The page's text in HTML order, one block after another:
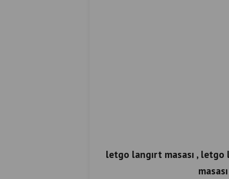
letgo langırt masası ,